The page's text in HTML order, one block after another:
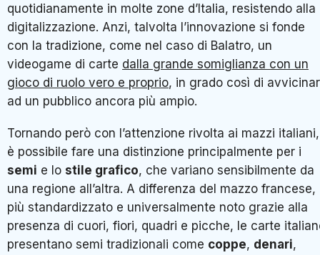
quotidianamente in molte zone d’Italia, resistendo alla
digitalizzazione. Anzi, talvolta l’innovazione si fonde
con la tradizione, come nel caso di Balatro, un
videogame di carte dalla grande somiglianza con un
gioco di ruolo vero e proprio, in grado così di
ad un pubblico ancora più ampio.
Tornando però con l’attenzione rivolta ai mazzi italiani,
è possibile fare una distinzione principalmente per i
semi e lo stile grafico, che variano sensibilmente da
una regione all’altra. A differenza del mazzo francese,
più standardizzato e universalmente noto grazie alla
presenza di cuori, fiori, quadri e picche, le carte
presentano semi tradizionali come coppe, denari,